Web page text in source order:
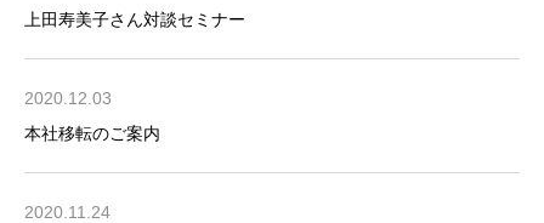
上田寿美子さん対談セミナー
2020.12.03
本社移転のご案内
2020.11.24